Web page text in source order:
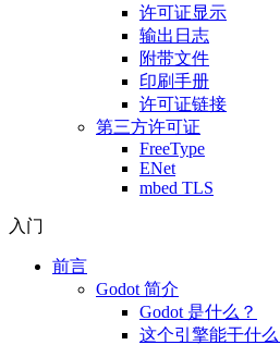
许可证显示
输出日志
附带文件
印刷手册
许可证链接
第三方许可证
FreeType
ENet
mbed TLS
入门
前言
Godot 简介
Godot 是什么？
这个引擎能干什么